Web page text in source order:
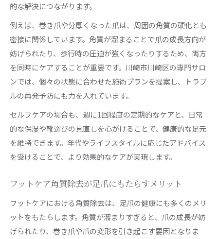
的な解決につながります。
例えば、巻き爪や分厚くなった爪は、周囲の角質の硬化とも
密接に関係しています。角質が溜まることで爪の成長方向が
妨げられたり、歩行時の圧迫が強くなったりするため、両方
を同時にケアすることが重要です。川崎市川崎区の専門サロ
ンでは、個々の状態に合わせた施術プランを提案し、トラブ
ルの再発予防にも力を入れています。
セルフケアの場合も、週に1回程度の定期的なケアと、日常
的な保湿や靴選びの見直しを心がけることで、健康的な足元
を維持できます。年代やライフスタイルに応じたアドバイス
を受けることで、より効果的なケアが実現します。
フットケア角質除去が足爪にもたらすメリット
フットケアにおける角質除去は、足爪の健康にも多くのメリ
ットをもたらします。角質が溜まりすぎると、爪の成長が妨
げられたり、巻き爪や爪の変形を引き起こす要因となりま